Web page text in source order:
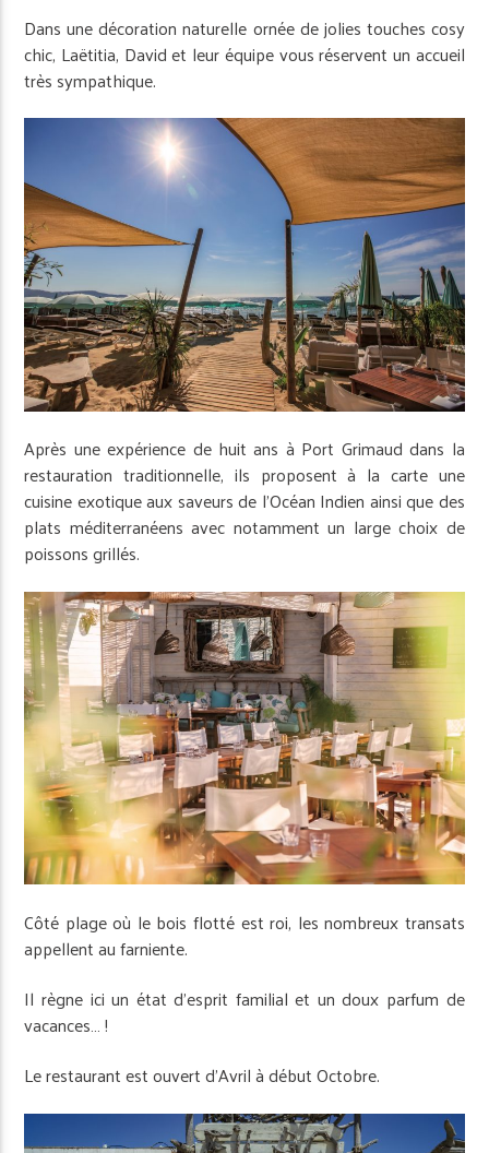
Dans une décoration naturelle ornée de jolies touches cosy
chic, Laëtitia, David et leur équipe vous réservent un accueil
très sympathique.
Après une expérience de huit ans à Port Grimaud dans la
restauration traditionnelle, ils proposent à la carte une
cuisine exotique aux saveurs de l’Océan Indien ainsi que des
plats méditerranéens avec notamment un large choix de
poissons grillés.
Côté plage où le bois flotté est roi, les nombreux transats
appellent au farniente.
Il règne ici un état d’esprit familial et un doux parfum de
vacances… !
Le restaurant est ouvert d’Avril à début Octobre.